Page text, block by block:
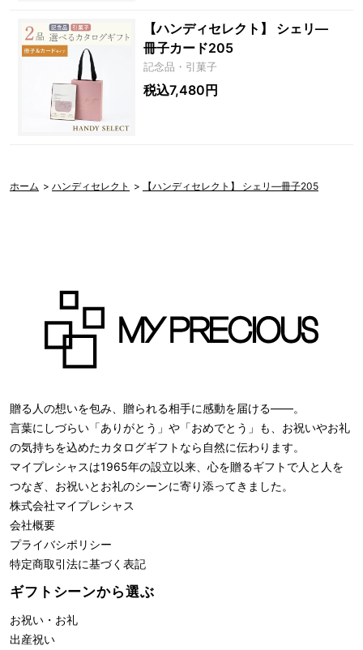
【ハンディセレクト】 シェリ―
冊子カード205
記念品・引菓子
税込7,480円
ホーム > ハンディセレクト > 【ハンディセレクト】 シェリ―冊子205
贈る人の想いを包み、贈られる相手に感動を届ける――。
言葉にしづらい「ありがとう」や「おめでとう」も、お祝いやお礼
の気持ちを込めたカタログギフトなら自然に伝わります。
マイプレシャスは1965年の設立以来、心を贈るギフトで人と人を
つなぎ、お祝いとお礼のシーンに寄り添ってきました。
株式会社マイプレシャス
会社概要
プライバシポリシー
特定商取引法に基づく表記
ギフトシーンから選ぶ
お祝い・お礼
出産祝い